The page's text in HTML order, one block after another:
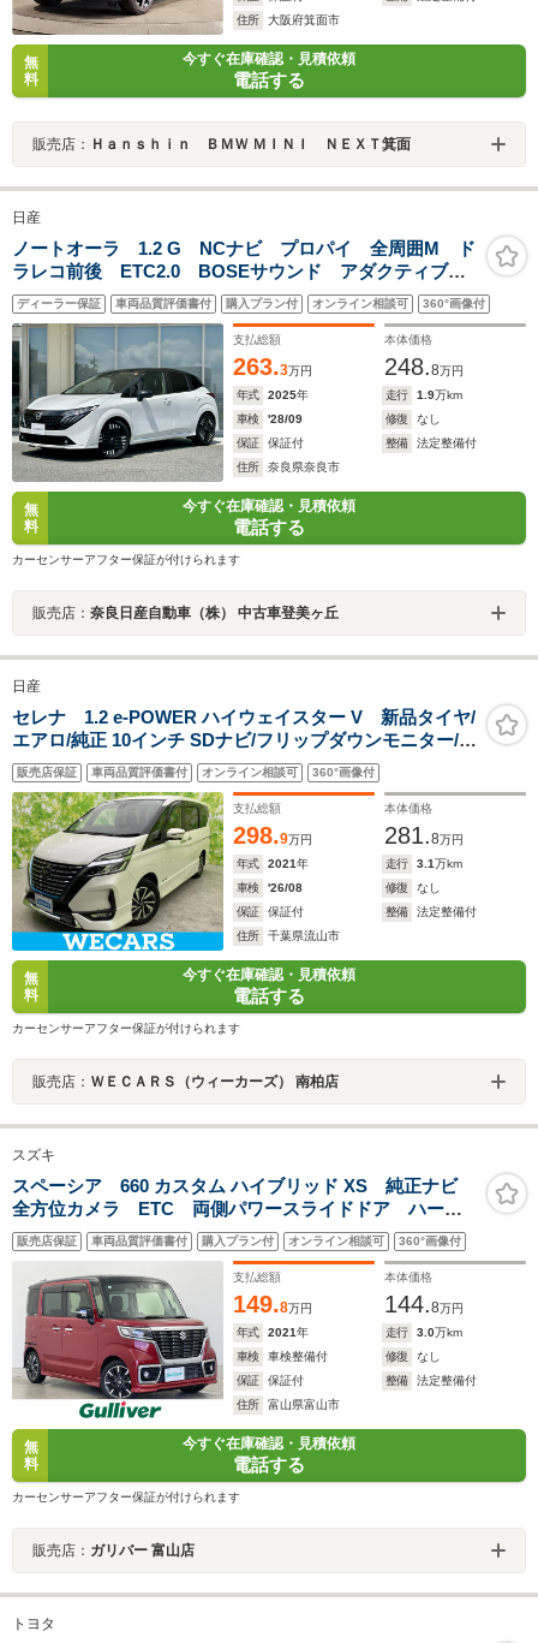
住所
大阪府箕面市
無
料
今すぐ在庫確認・見積依頼
電話する
販売店： Ｈａｎｓｈｉｎ ＢＭＷ ＭＩＮＩ ＮＥＸＴ箕面
日産
ノートオーラ 1.2 G NCナビ プロパイ 全周囲M ド
ラレコ前後 ETC2.0 BOSEサウンド アダクティブ
LEDヘッド フォグライト SOSコール 衝突被害軽
減 踏み間違い防止 障害物センサ ブラインドスポッ
トモニタ パワーシート
ディーラー保証 車両品質評価書付 購入プラン付 オンライン相談可 360°画像付
支払総額
263.3万円
本体価格
248.8万円
年式
2025年 走行 1.9万km
車検
'28/09 修復
なし
保証
保証付 整備
法定整備付
住所
奈良県奈良市
無
料
今すぐ在庫確認・見積依頼
電話する
カーセンサーアフター保証が付けられます
販売店： 奈良日産自動車（株） 中古車登美ヶ丘
日産
セレナ 1.2 e-POWER ハイウェイスター V 新品タイヤ/
エアロ/純正 10インチ SDナビ/フリップダウンモニター/イ
ンテリジェントルームミラー/衝突安全装置/両側電動スラ
イドドア/車線逸脱防止支援システム/ヘッドランプ LED
販売店保証 車両品質評価書付 オンライン相談可 360°画像付
支払総額
298.9万円
本体価格
281.8万円
年式
2021年 走行 3.1万km
車検
'26/08 修復
なし
保証
保証付 整備
法定整備付
住所
千葉県流山市
無
料
今すぐ在庫確認・見積依頼
電話する
カーセンサーアフター保証が付けられます
販売店： ＷＥＣＡＲＳ（ウィーカーズ） 南柏店
スズキ
スペーシア 660 カスタム ハイブリッド XS 純正ナビ
全方位カメラ ETC 両側パワースライドドア ハーフ
レザーシート シートヒーター 衝突被害軽減システ
ム レーダークルーズコントロール コーナーセンサ
ー 純正アルミホイール フロアマット
販売店保証 車両品質評価書付 購入プラン付 オンライン相談可 360°画像付
支払総額
149.8万円
本体価格
144.8万円
年式
2021年 走行 3.0万km
車検
車検整備付 修復
なし
保証
保証付 整備
法定整備付
住所
富山県富山市
無
料
今すぐ在庫確認・見積依頼
電話する
カーセンサーアフター保証が付けられます
販売店： ガリバー 富山店
トヨタ